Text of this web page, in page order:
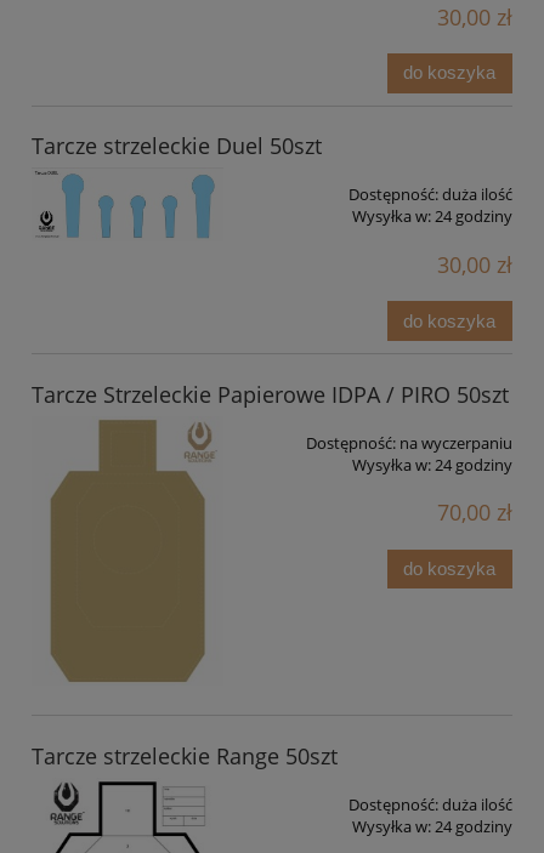
30,00 zł
do koszyka
Tarcze strzeleckie Duel 50szt
Dostępność:duża ilość
Wysyłka w:24 godziny
30,00 zł
do koszyka
Tarcze Strzeleckie Papierowe IDPA / PIRO 50szt
Dostępność: na wyczerpaniu
Wysyłka w:24 godziny
70,00 zł
do koszyka
Tarcze strzeleckie Range 50szt
Dostępność:duża ilość
Wysyłka w:24 godziny